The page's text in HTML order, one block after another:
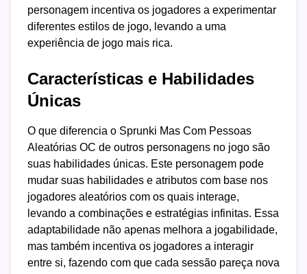
personagem incentiva os jogadores a experimentar
diferentes estilos de jogo, levando a uma
experiência de jogo mais rica.
Características e Habilidades
Únicas
O que diferencia o Sprunki Mas Com Pessoas
Aleatórias OC de outros personagens no jogo são
suas habilidades únicas. Este personagem pode
mudar suas habilidades e atributos com base nos
jogadores aleatórios com os quais interage,
levando a combinações e estratégias infinitas. Essa
adaptabilidade não apenas melhora a jogabilidade,
mas também incentiva os jogadores a interagir
entre si, fazendo com que cada sessão pareça nova